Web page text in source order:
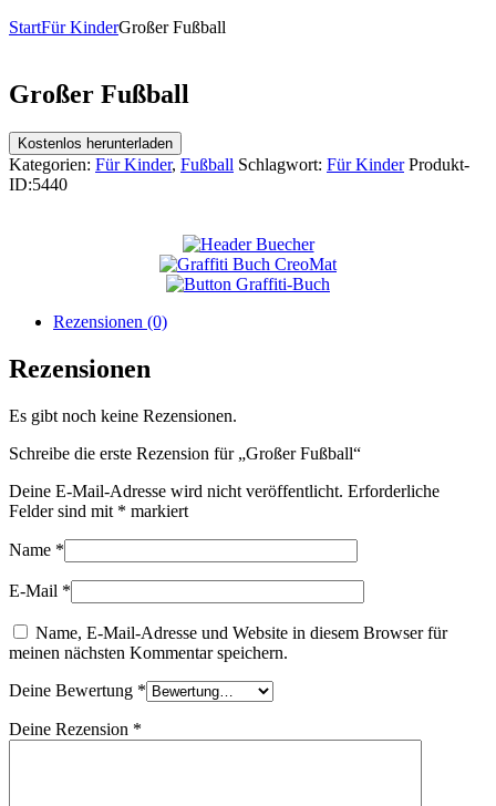
StartFür KinderGroßer Fußball
Großer Fußball
Kostenlos herunterladen
Kategorien: Für Kinder, Fußball Schlagwort: Für Kinder Produkt-
ID:5440
Rezensionen (0)
Rezensionen
Es gibt noch keine Rezensionen.
Schreibe die erste Rezension für „Großer Fußball“
Deine E-Mail-Adresse wird nicht veröffentlicht. Erforderliche
Felder sind mit * markiert
Name *
E-Mail *
Name, E-Mail-Adresse und Website in diesem Browser für
meinen nächsten Kommentar speichern.
Deine Bewertung *
Deine Rezension *